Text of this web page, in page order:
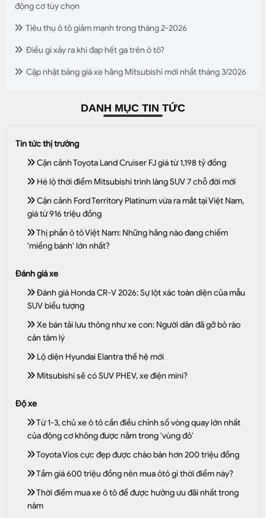
động cơ tùy chọn
Tiêu thụ ô tô giảm mạnh trong tháng 2-2026
Điều gì xảy ra khi đạp hết ga trên ô tô?
Cập nhật bảng giá xe hãng Mitsubishi mới nhất tháng 3/2026
DANH MỤC TIN TỨC
Tin tức thị trường
Cận cảnh Toyota Land Cruiser FJ giá từ 1,198 tỷ đồng
Hé lộ thời điểm Mitsubishi trình làng SUV 7 chỗ đời mới
Cận cảnh Ford Territory Platinum vừa ra mắt tại Việt Nam,
giá từ 916 triệu đồng
Thị phần ô tô Việt Nam: Những hãng nào đang chiếm
'miếng bánh' lớn nhất?
Đánh giá xe
Đánh giá Honda CR-V 2026: Sự lột xác toàn diện của mẫu
SUV biểu tượng
Xe bán tải lưu thông như xe con: Người dân đã gỡ bỏ rào
cản tâm lý
Lộ diện Hyundai Elantra thế hệ mới
Mitsubishi sẽ có SUV PHEV, xe điện mini?
Độ xe
Từ 1-3, chủ xe ô tô cần điều chỉnh số vòng quay lớn nhất
của động cơ không được nằm trong 'vùng đỏ'
Toyota Vios cực đẹp được chào bán hơn 200 triệu đồng
Tầm giá 600 triệu đồng nên mua ôtô gì thời điểm này?
Thời điểm mua xe ô tô để được hưởng ưu đãi nhất trong
năm